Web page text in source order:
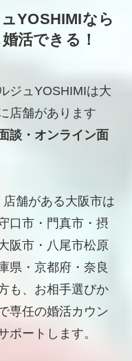
YOSHIMIなら
婚活できる！
ジュYOSHIMIは大
店舗があります
談・オンライン面
舗がある大阪市は
口市・門真市・摂
阪市・八尾市松原
県・京都府・奈良
も、お相手選びか
専任の婚活カウン
ポートします。